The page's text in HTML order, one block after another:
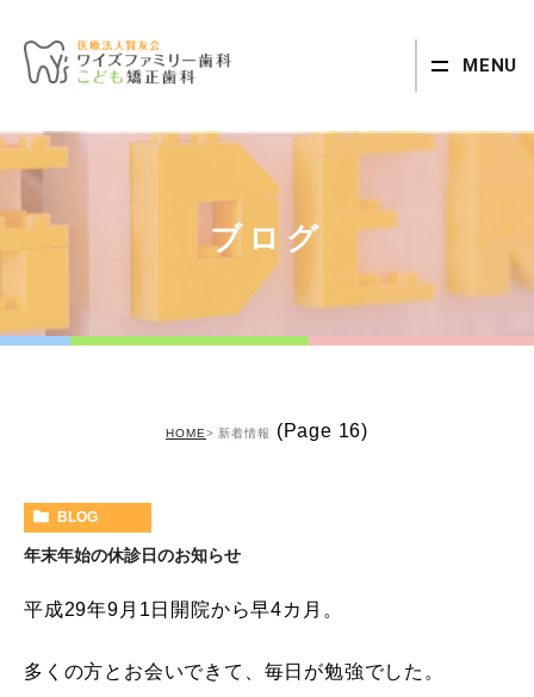
MENU
ブログ
HOME 新着情報 (Page 16)
BLOG
年末年始の休診日のお知らせ
平成29年9月1日開院から早4カ月。
多くの方とお会いできて、毎日が勉強でした。